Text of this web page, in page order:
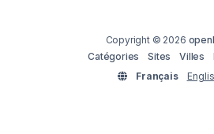
Copyright © 2026
Catégories
Sites Villes
Français